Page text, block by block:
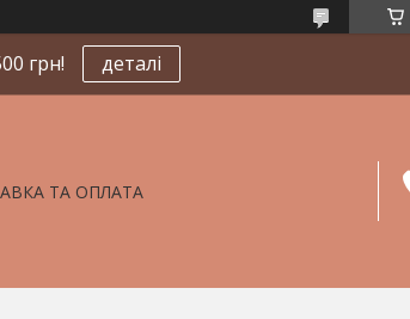
грн! деталі
ТА ОПЛАТА